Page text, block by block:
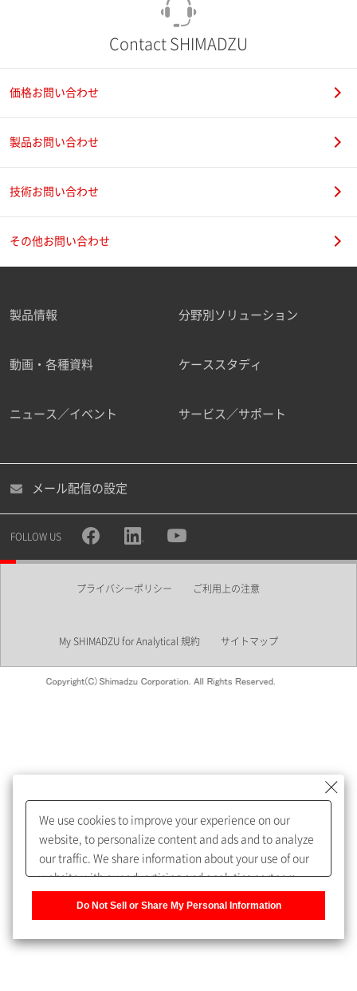
ご勤務先
職種
所属部署
めします。
My SHIMADZU for Analyticalへ登録いただくと、技術情報や
取扱説明書・Webinarなどの閲覧ができます。
うになります。
Contact SHIMADZU
価格お問い合わせ
製品お問い合わせ
技術お問い合わせ
その他お問い合わせ
製品情報 分野別ソリューション
動画・各種資料 ケーススタディ
ニュース／イベント サービス／サポート
メール配信の設定
FOLLOW US
プライバシーポリシー ご利用上の注意
My SHIMADZU for Analytical 規約 サイトマップ
We use cookies to improve your experience on our
website, to personalize content and ads and to analyze
our traffic. We share information about your use of our
website with our advertising and analytics partners,
Do Not Sell or Share My Personal Information